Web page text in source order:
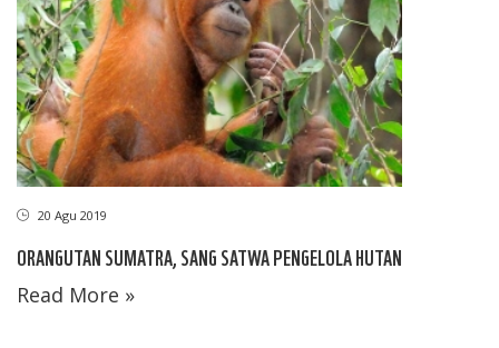
20 Agu 2019
ORANGUTAN SUMATRA, SANG SATWA PENGELOLA HUTAN
Read More »